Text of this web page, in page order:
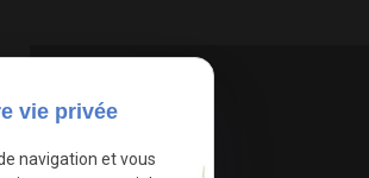
vie privée
navigation et vous